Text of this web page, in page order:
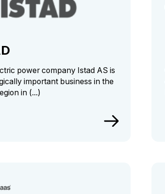
power company Istad AS is
important business in the
in (...)